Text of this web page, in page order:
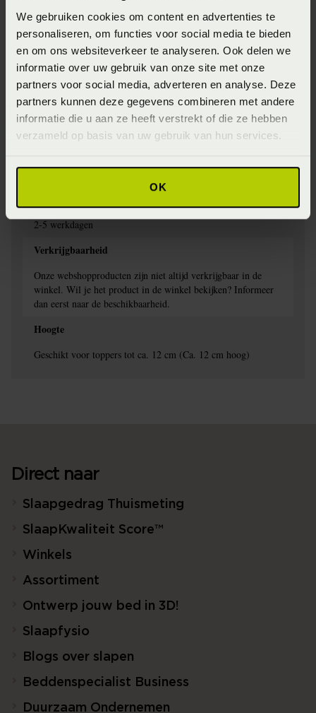
We gebruiken cookies om content en advertenties te
personaliseren, om functies voor social media te bieden
en om ons websiteverkeer te analyseren. Ook delen we
informatie over uw gebruik van onze site met onze
partners voor social media, adverteren en analyse. Deze
partners kunnen deze gegevens combineren met andere
informatie die u aan ze heeft verstrekt of die ze hebben
verzameld op basis van uw gebruik van hun services.
OK
Jersey
Specifiek materiaal
97% Katoen, 3% elestan
Afwerking
Elastiek rondom
Wasbaar op 60 graden
2-5 werkdagen
Verkrijgbaarheid
Onze webshopproducten zijn niet altijd verkrijgbaar in de
winkel. Wil je het product in de winkel bekijken? Informeer
dan eerst naar de beschikbaarheid.
Hoogte
Geschikt voor toppers tot ca. 12 cm (Ca. 12 cm hoog)
Direct naar
Slaapgedrag Thuismeting
SlaapKwaliteit Score™
Winkels
Assortiment
Ontwerp jouw bed in 3D!
Slaapfysio
Blogs over slapen
Beddenspecialist Business
Duurzaam Ondernemen